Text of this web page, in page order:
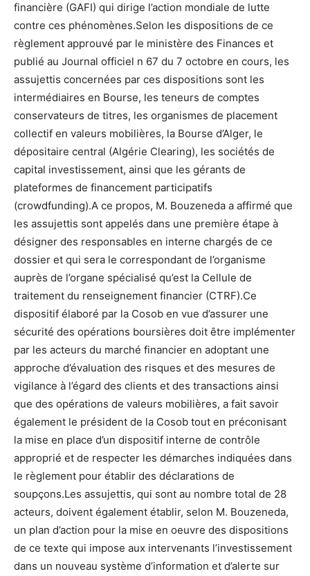
financière (GAFI) qui dirige l’action mondiale de lutte
contre ces phénomènes.Selon les dispositions de ce
règlement approuvé par le ministère des Finances et
publié au Journal officiel n 67 du 7 octobre en cours, les
assujettis concernées par ces dispositions sont les
intermédiaires en Bourse, les teneurs de comptes
conservateurs de titres, les organismes de placement
collectif en valeurs mobilières, la Bourse d’Alger, le
dépositaire central (Algérie Clearing), les sociétés de
capital investissement, ainsi que les gérants de
plateformes de financement participatifs
(crowdfunding).A ce propos, M. Bouzeneda a affirmé que
les assujettis sont appelés dans une première étape à
désigner des responsables en interne chargés de ce
dossier et qui sera le correspondant de l’organisme
auprès de l’organe spécialisé qu’est la Cellule de
traitement du renseignement financier (CTRF).Ce
dispositif élaboré par la Cosob en vue d’assurer une
sécurité des opérations boursières doit être implémenter
par les acteurs du marché financier en adoptant une
approche d’évaluation des risques et des mesures de
vigilance à l’égard des clients et des transactions ainsi
que des opérations de valeurs mobilières, a fait savoir
également le président de la Cosob tout en préconisant
la mise en place d’un dispositif interne de contrôle
approprié et de respecter les démarches indiquées dans
le règlement pour établir des déclarations de
soupçons.Les assujettis, qui sont au nombre total de 28
acteurs, doivent également établir, selon M. Bouzeneda,
un plan d’action pour la mise en oeuvre des dispositions
de ce texte qui impose aux intervenants l’investissement
dans un nouveau système d’information et d’alerte sur